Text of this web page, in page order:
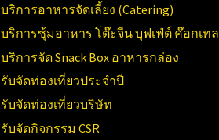
บริการอาหารจัดเลี้ยง (Catering)
บริการซุ้มอาหาร โต๊ะจีน บุฟเฟ่ต์ ค๊อกเทล
บริการจัด Snack Box อาหารกล่อง
รับจัดท่องเที่ยวประจำปี
รับจัดท่องเที่ยวบริษัท
รับจัดกิจกรรม CSR